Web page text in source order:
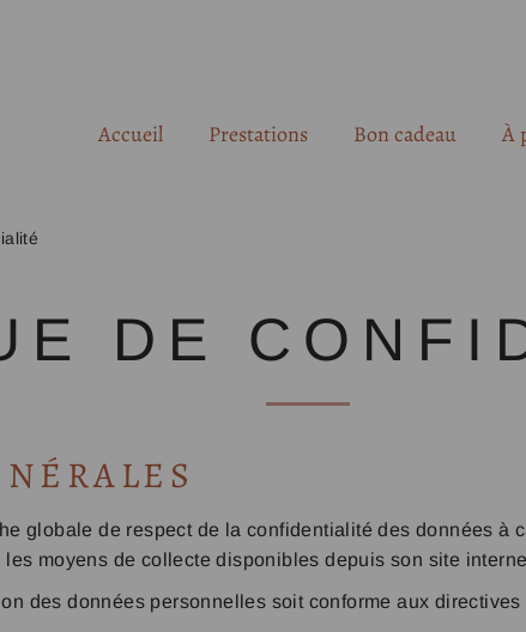
Accueil Prestations
Morphologie & Style
Tri du dressing
Bon cadeau À
DE
globale de respect de la confidentialité des données à
moyens de collecte disponibles depuis son site
des données personnelles soit conforme aux